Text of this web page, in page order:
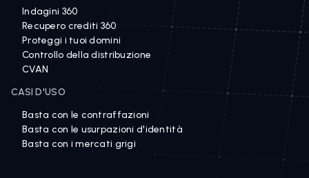
Indagini 360
Recupero crediti 360
Proteggi i tuoi domini
Controllo della distribuzione
CVAN
CASI D'USO
Basta con le contraffazioni
Basta con le usurpazioni d'identità
Basta con i mercati grigi